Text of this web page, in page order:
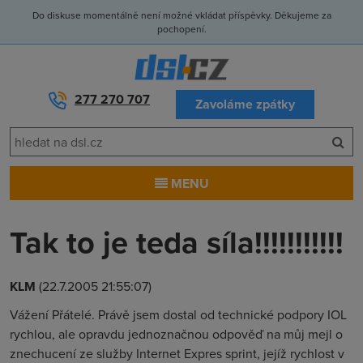
Do diskuse momentálně není možné vkládat příspěvky. Děkujeme za
pochopení.
277 270 707 Zavoláme zpátky
MENU
Tak to je teda síla!!!!!!!!!!!
KLM (22.7.2005 21:55:07)
Vážení Přátelé. Právě jsem dostal od technické podpory IOL
rychlou, ale opravdu jednoznačnou odpověď na můj mejl o
znechucení ze služby Internet Expres sprint, jejíž rychlost v